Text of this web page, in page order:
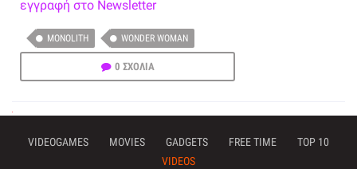
εγγραφή στο Newsletter
MONOLITH WONDER WOMAN
0 ΣΧΟΛΙΑ
VIDEOGAMES MOVIES GADGETS FREE TIME
TOP 10
VIDEOS